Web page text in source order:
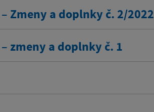
Zmeny a doplnky č. 2/2022
zmeny a doplnky č. 1